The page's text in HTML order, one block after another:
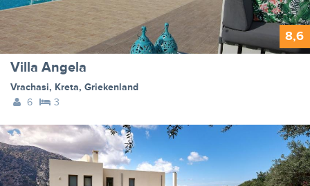
8,6
Villa Angela
Vrachasi, Kreta, Griekenland
6
3